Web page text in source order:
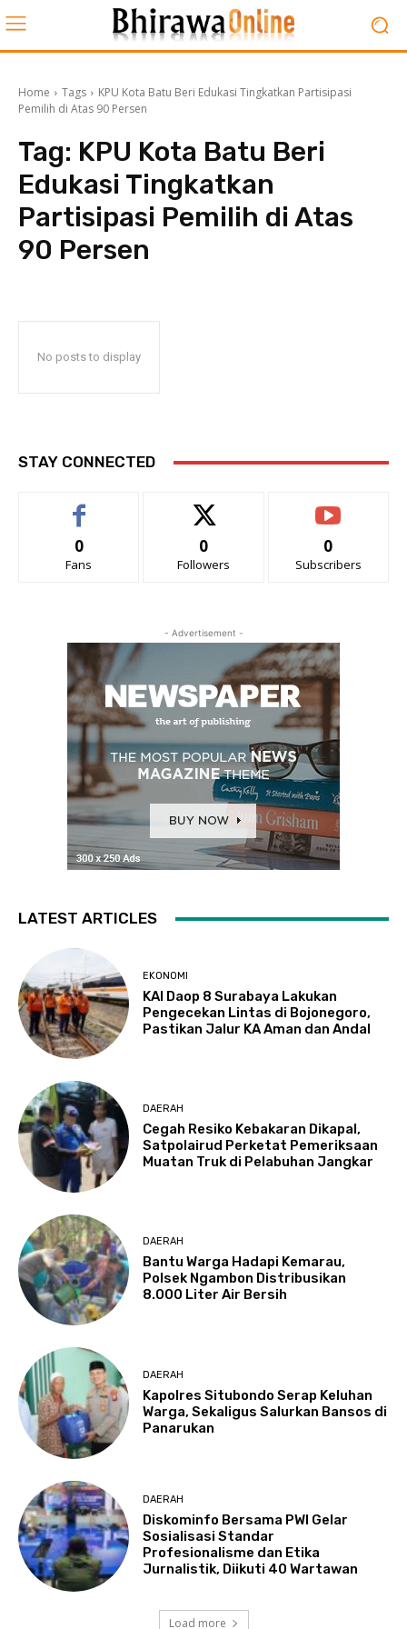
Home Tags
KPU Kota Batu Beri Edukasi Tingkatkan Partisipasi
Pemilih di Atas 90 Persen
Tag: KPU Kota Batu Beri
Edukasi Tingkatkan
Partisipasi Pemilih di Atas
90 Persen
No posts to display
STAY CONNECTED
0
Fans
0
Followers
0
Subscribers
- Advertisement -
LATEST ARTICLES
EKONOMI
KAI Daop 8 Surabaya Lakukan
Pengecekan Lintas di Bojonegoro,
Pastikan Jalur KA Aman dan Andal
DAERAH
Cegah Resiko Kebakaran Dikapal,
Satpolairud Perketat Pemeriksaan
Muatan Truk di Pelabuhan Jangkar
DAERAH
Bantu Warga Hadapi Kemarau,
Polsek Ngambon Distribusikan
8.000 Liter Air Bersih
DAERAH
Kapolres Situbondo Serap Keluhan
Warga, Sekaligus Salurkan Bansos di
Panarukan
DAERAH
Diskominfo Bersama PWI Gelar
Sosialisasi Standar
Profesionalisme dan Etika
Jurnalistik, Diikuti 40 Wartawan
Load more